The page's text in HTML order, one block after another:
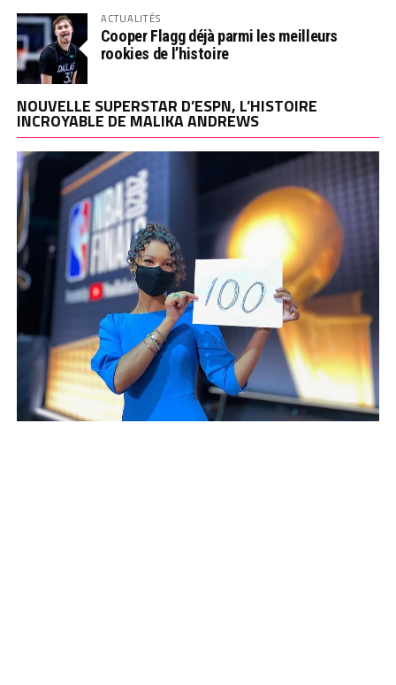
ACTUALITÉS
Cooper Flagg déjà parmi les meilleurs
rookies de l’histoire
NOUVELLE SUPERSTAR D’ESPN, L’HISTOIRE
INCROYABLE DE MALIKA ANDREWS